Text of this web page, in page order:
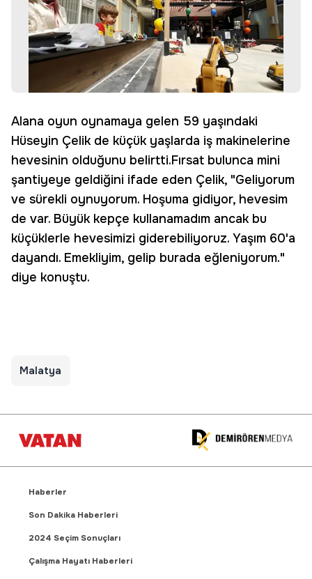
Alana oyun oynamaya gelen 59 yaşındaki
Hüseyin Çelik de küçük yaşlarda iş makinelerine
hevesinin olduğunu belirtti.Fırsat bulunca mini
şantiyeye geldiğini ifade eden Çelik, "Geliyorum
ve sürekli oynuyorum. Hoşuma gidiyor, hevesim
de var. Büyük kepçe kullanamadım ancak bu
küçüklerle hevesimizi giderebiliyoruz. Yaşım 60'a
dayandı. Emekliyim, gelip burada eğleniyorum."
diye konuştu.
Malatya
Haberler
Son Dakika Haberleri
2024 Seçim Sonuçları
Çalışma Hayatı Haberleri